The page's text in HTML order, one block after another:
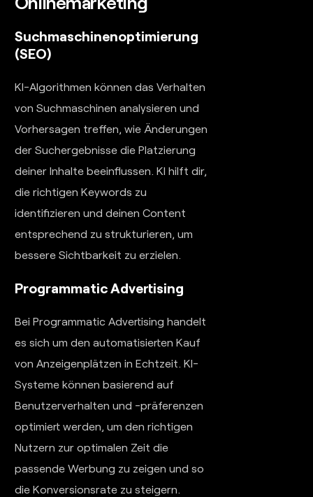
Suchmaschinenoptimierung
(SEO)
KI-Algorithmen können das Verhalten
von Suchmaschinen analysieren und
Vorhersagen treffen, wie Änderungen
der Suchergebnisse die Platzierung
deiner Inhalte beeinflussen. KI hilft dir,
die richtigen Keywords zu
identifizieren und deinen Content
entsprechend zu strukturieren, um
bessere Sichtbarkeit zu erzielen.
Programmatic Advertising
Bei Programmatic Advertising handelt
es sich um den automatisierten Kauf
von Anzeigenplätzen in Echtzeit. KI-
Systeme können basierend auf
Benutzerverhalten und -präferenzen
optimiert werden, um den richtigen
Nutzern zur optimalen Zeit die
passende Werbung zu zeigen und so
die Konversionsrate zu steigern.